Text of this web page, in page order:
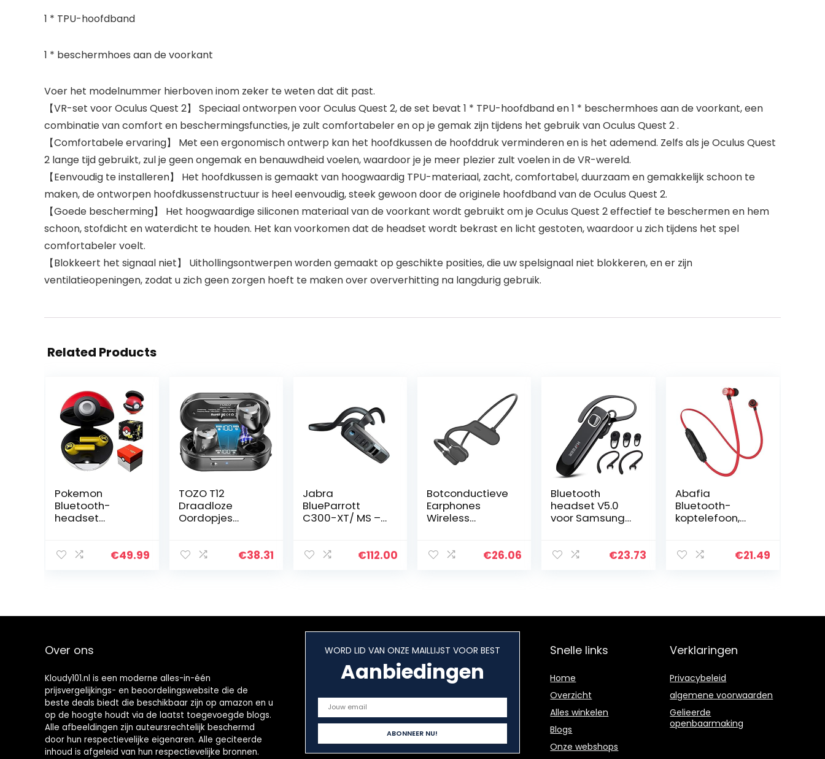
1 * TPU-hoofdband
1 * beschermhoes aan de voorkant
Voer het modelnummer hierboven inom zeker te weten dat dit past.
【VR-set voor Oculus Quest 2】 Speciaal ontworpen voor Oculus Quest 2, de set bevat 1 * TPU-hoofdband en 1 * beschermhoes aan de voorkant, een
combinatie van comfort en beschermingsfuncties, je zult comfortabeler en op je gemak zijn tijdens het gebruik van Oculus Quest 2 .
【Comfortabele ervaring】 Met een ergonomisch ontwerp kan het hoofdkussen de hoofddruk verminderen en is het ademend. Zelfs als je Oculus Quest
2 lange tijd gebruikt, zul je geen ongemak en benauwdheid voelen, waardoor je je meer plezier zult voelen in de VR-wereld.
【Eenvoudig te installeren】 Het hoofdkussen is gemaakt van hoogwaardig TPU-materiaal, zacht, comfortabel, duurzaam en gemakkelijk schoon te
maken, de ontworpen hoofdkussenstructuur is heel eenvoudig, steek gewoon door de originele hoofdband van de Oculus Quest 2.
【Goede bescherming】 Het hoogwaardige siliconen materiaal van de voorkant wordt gebruikt om je Oculus Quest 2 effectief te beschermen en hem
schoon, stofdicht en waterdicht te houden. Het kan voorkomen dat de headset wordt bekrast en licht gestoten, waardoor u zich tijdens het spel
comfortabeler voelt.
【Blokkeert het signaal niet】 Uithollingsontwerpen worden gemaakt op geschikte posities, die uw spelsignaal niet blokkeren, en er zijn
ventilatieopeningen, zodat u zich geen zorgen hoeft te maken over oververhitting na langdurig gebruik.
Related Products
Pokemon
Bluetooth-
headset
ear oordopjes
ng…
€49.99
TOZO T12
Draadloze
Oordopjes
Premium Geluid
Draadloze
€38.31
Jabra
BlueParrott
C300-XT/ MS –
ng, Compacte
Bereik – Zwart
€112.00
Botconductieve
Earphones
Wireless
Duet AS3
€26.06
Bluetooth
headset V5.0
voor Samsung
handsfree
€23.73
Abafia
Bluetooth-
koptelefoon,
met Bluetooth
€21.49
Over ons
Kloudy101.nl is een moderne alles-in-één
prijsvergelijkings- en beoordelingswebsite die de
beste deals biedt die beschikbaar zijn op amazon en u
op de hoogte houdt via de laatst toegevoegde blogs.
Alle afbeeldingen zijn auteursrechtelijk beschermd
door hun respectievelijke eigenaren. Alle geciteerde
inhoud is afgeleid van hun respectievelijke bronnen.
WORD LID VAN ONZE MAILLIJST VOOR BEST
Aanbiedingen
Snelle links
Home
Overzicht
Alles winkelen
Blogs
Onze webshops
Verklaringen
Privacybeleid
algemene voorwaarden
Gelieerde
openbaarmaking